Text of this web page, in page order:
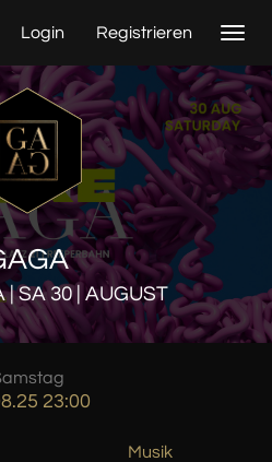
Login Registrieren
| SA 30 | AUGUST
23:00
Musik